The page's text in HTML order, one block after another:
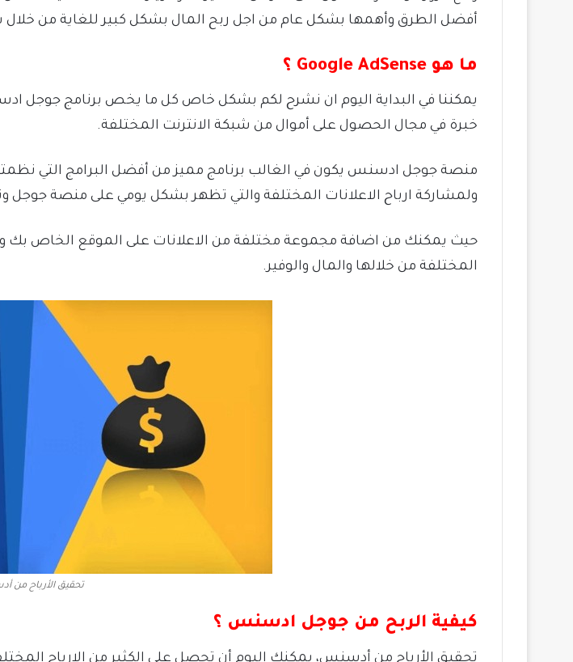
أفضل الطرق وأهمها بشكل عام من اجل ربح المال بشكل كبير للغاية من خلال
ما هو Google AdSense ؟
يمكننا في البداية اليوم ان نشرح لكم بشكل خاص كل ما يخص برنامج جوجل
خبرة في مجال الحصول على أموال من شبكة الانترنت المختلفة.
منصة جوجل ادسنس يكون في الغالب برنامج مميز من أفضل البرامج التي
ولمشاركة ارباح الاعلانات المختلفة والتي تظهر بشكل يومي على منصة
حيث يمكنك من اضافة مجموعة مختلفة من الاعلانات على الموقع الخاص بك
المختلفة من خلالها والمال والوفير.
تحقيق الأرباح من
كيفية الربح من جوجل ادسنس ؟
تحقيق الأرباح من أدسنس، يمكنك اليوم أن تحصل على الكثير من الارباح